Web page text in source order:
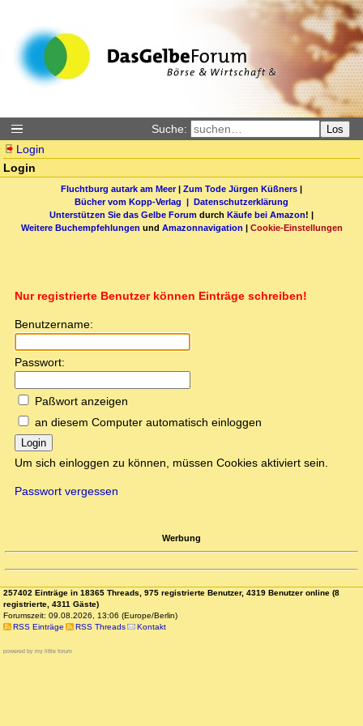
Suche: Los
Login
Login
Fluchtburg autark am Meer| Zum Tode Jürgen Küßners |
Bücher vom Kopp-Verlag | Datenschutzerklärung
Unterstützen Sie das Gelbe Forum durch Käufe bei Amazon! |
Weitere Buchempfehlungen und Amazonnavigation | Cookie-Einstellungen
Nur registrierte Benutzer können Einträge schreiben!
Benutzername:
Passwort:
Paßwort anzeigen
an diesem Computer automatisch einloggen
Login
Um sich einloggen zu können, müssen Cookies aktiviert sein.
Passwort vergessen
Werbung
257402 Einträge in 18365 Threads, 975 registrierte Benutzer, 4319 Benutzer online (8
registrierte, 4311 Gäste)
Forumszeit: 09.08.2026, 13:06 (Europe/Berlin)
RSS Einträge
RSS Threads Kontakt
powered by my little forum